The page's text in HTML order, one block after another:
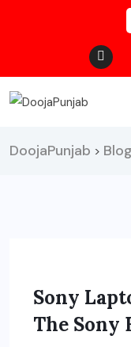
DoojaPunjab > Blog
Sony
The Sony